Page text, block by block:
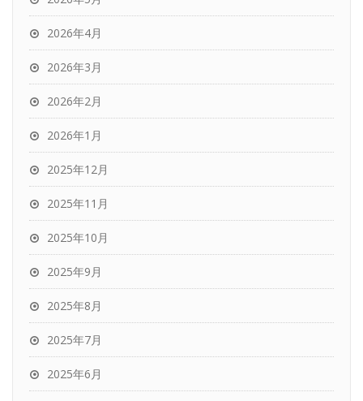
2026年4月
2026年3月
2026年2月
2026年1月
2025年12月
2025年11月
2025年10月
2025年9月
2025年8月
2025年7月
2025年6月